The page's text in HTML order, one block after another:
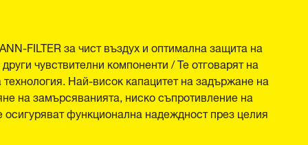
FILTER за чист въздух и оптимална защита на
чувствителни компоненти / Те отговарят на
Най-висок капацитет на задържане на
на замърсяванията, ниско съпротивление на
осигуряват функционална надеждност през целия